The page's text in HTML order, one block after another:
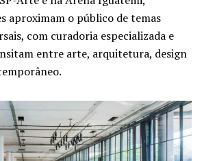
aproximam o público de temas
com curadoria especializada e
entre arte, arquitetura, design